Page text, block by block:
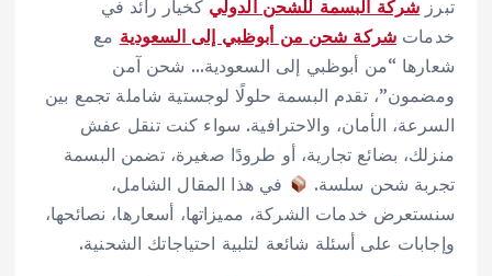
تبرز شركة البسمة للشحن الدولي كخيار رائد في
خدمات شركة شحن من أبوظبي إلى السعودية مع
شعارها “من أبوظبي إلى السعودية… شحن آمن
ومضمون”، تقدم البسمة حلولًا لوجستية شاملة تجمع بين
السرعة، الأمان، والاحترافية. سواء كنت تنقل عفش
منزلك، بضائع تجارية، أو طرودًا صغيرة، تضمن البسمة
تجربة شحن سلسة.
في هذا المقال الشامل،
سنستعرض خدمات الشركة، مميزاتها، أسعارها، نصائحها،
وإجابات على أسئلة شائعة لتلبية احتياجاتك الشحنية.